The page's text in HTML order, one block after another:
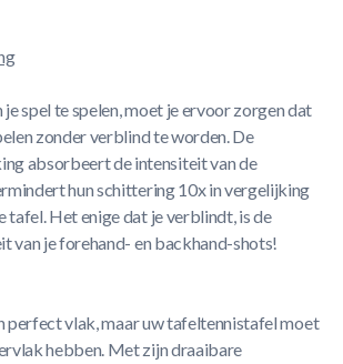
je spel te spelen, moet je ervoor zorgen dat
zonder verblind te worden. De
absorbeert de intensiteit van de
hun schittering 10x in vergelijking
tafel. Het enige dat je verblindt, is de
van je forehand- en backhand-shots!
perfect vlak, maar uw tafeltennistafel moet
hebben. Met zijn draaibare